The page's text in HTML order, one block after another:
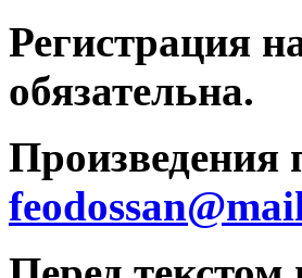
Регистрация
обязательна.
Произведения